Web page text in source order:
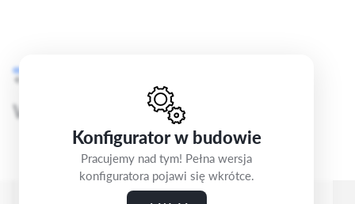
Konfigurator w budowie
Pracujemy nad tym! Pełna wersja
konfiguratora pojawi się wkrótce.
Audi A1
S Line
Wybierz felgi